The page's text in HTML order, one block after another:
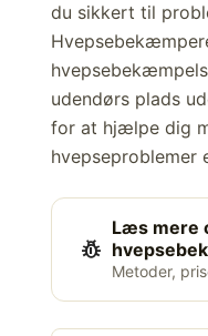
du sikkert til
udendørs plads
for at hjælpe dig
pest_control
Læs mere
Metoder,